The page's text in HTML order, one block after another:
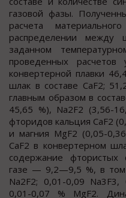
газовой фазы.
расчета
распределении
заданном
проведенных расчетов
конвертерной плавки
шлак в составе CaF2;
главным образом в
45,65 %), Na2F2 (3,56-
фторидов кальция CaF2
и магния MgF2 (0,05-
CaF2 в конвертерном
содержание фтористых
газе — 9,2—9,5 %, в том
Na2F2; 0,01-0,09 Na3 F3,
0,01-0,07 % MgF2.